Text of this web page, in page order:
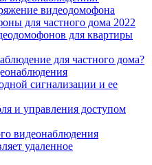
видеодомофона
для частного дома 2022
для квартиры
для частного дома?
сигнализации и ее
и управления доступом
видеонаблюдения
удаленное